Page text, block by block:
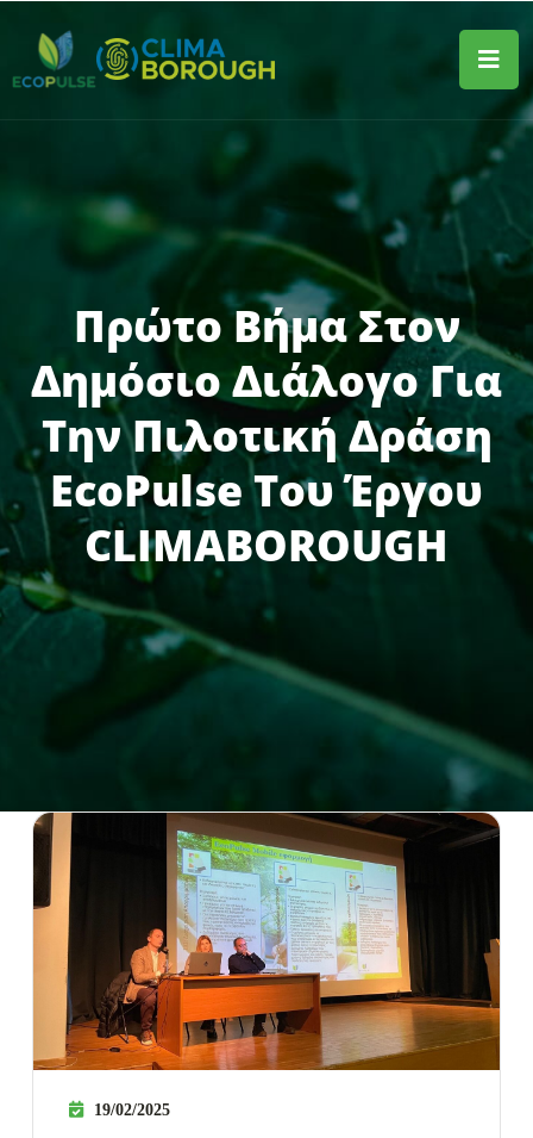
Πρώτο Βήμα Στον
Δημόσιο Διάλογο Για
Την Πιλοτική Δράση
EcoPulse Του Έργου
CLIMABOROUGH
19/02/2025